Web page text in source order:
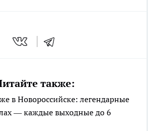
также:
в Новороссийске: легендарные
— каждые выходные до 6